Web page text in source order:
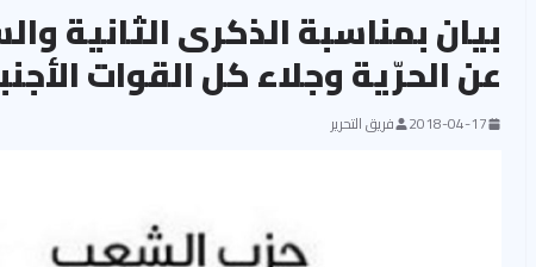
بيان بمناسبة الذكرى الثانية
عن الحرّية وجلاء كل القوات
2018-04-17 فريق التحرير